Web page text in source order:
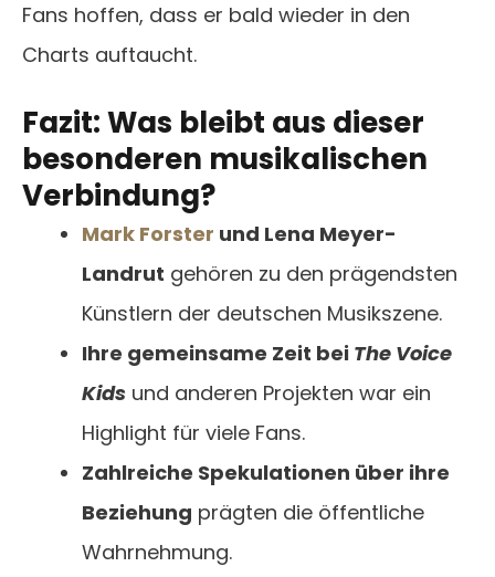
Fans hoffen, dass er bald wieder in den
Charts auftaucht.
Fazit: Was bleibt aus dieser
besonderen musikalischen
Verbindung?
Mark Forster und Lena Meyer-
Landrut gehören zu den prägendsten
Künstlern der deutschen Musikszene.
Ihre gemeinsame Zeit bei The Voice
Kids und anderen Projekten war ein
Highlight für viele Fans.
Zahlreiche Spekulationen über ihre
Beziehung prägten die öffentliche
Wahrnehmung.